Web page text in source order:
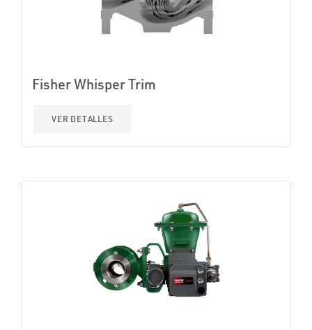
Fisher Whisper Trim
VER DETALLES